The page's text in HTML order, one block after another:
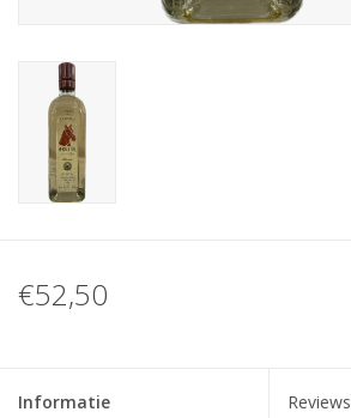
€52,50
Informatie Reviews